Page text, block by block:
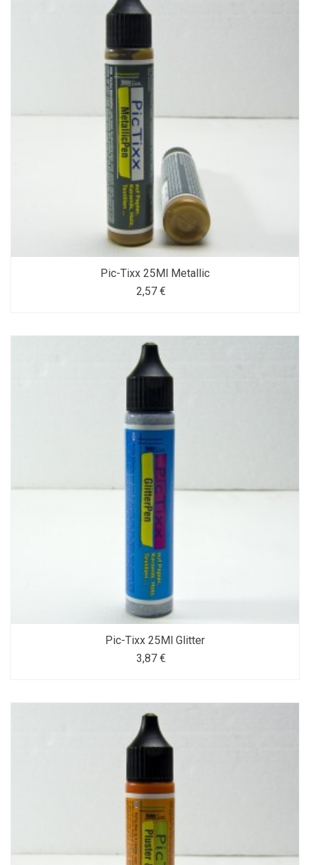
Pic-Tixx 25Ml Metallic
2,57 €
Pic-Tixx 25Ml Glitter
3,87 €